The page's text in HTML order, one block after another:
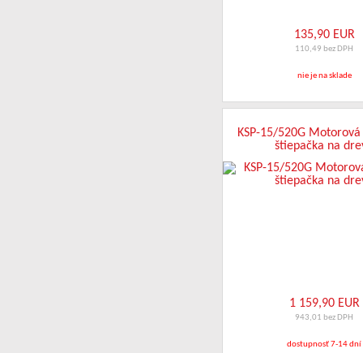
135,90 EUR
110,49 bez DPH
nie je na sklade
KSP-15/520G
štiepačka na
1 159,90 EUR
943,01 bez DPH
dostupnosť 7-14 dní